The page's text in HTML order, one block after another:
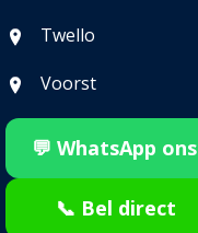
Twello
Voorst
💬 WhatsApp ons
📞 Bel direct